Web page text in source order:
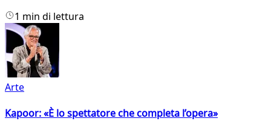
1 min di lettura
Arte
Kapoor: «È lo spettatore che completa l’opera»